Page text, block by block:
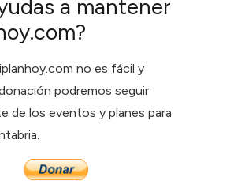
a mantener
no es fácil y
podremos seguir
de los eventos y planes para